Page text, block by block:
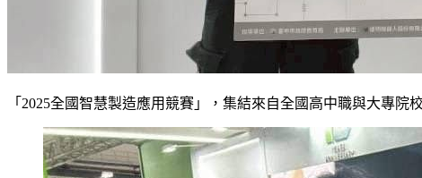
「2025全國智慧製造應用競賽」，集結來自全國高中職與大專